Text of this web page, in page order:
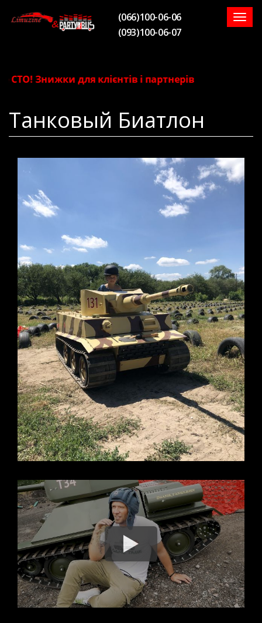
(066)100-06-06
(093)100-06-07
Знижки для клієнтів і партнерів
Танковый Биатлон